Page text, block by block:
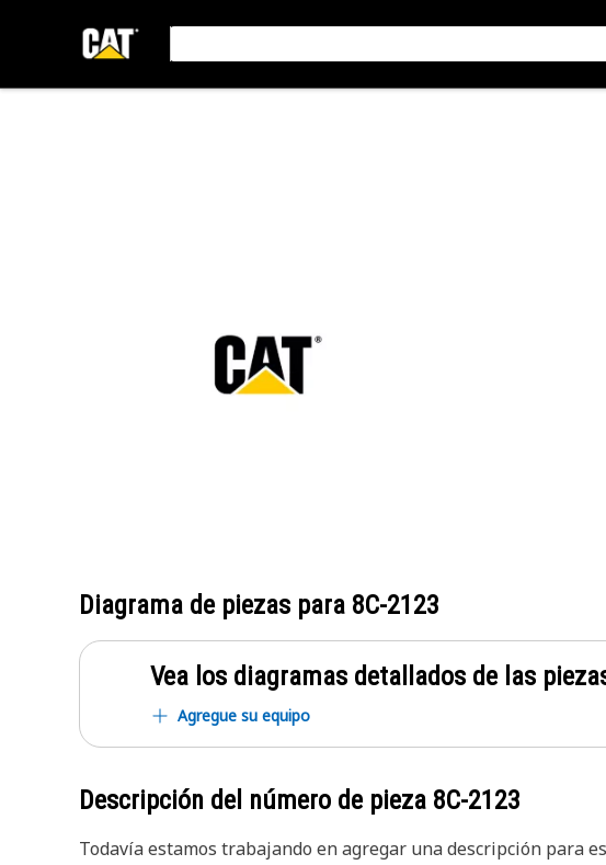
Diagrama de piezas para 8C-2123
Vea los diagramas detallados de las
Agregue su equipo
Descripción del número de pieza 8C-2123
Todavía estamos trabajando en agregar una descripción para